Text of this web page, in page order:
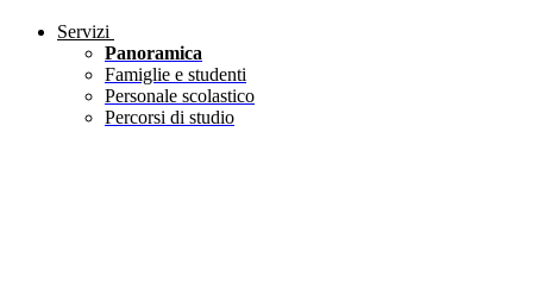
Servizi
Panoramica
Famiglie e studenti
Personale scolastico
Percorsi di studio